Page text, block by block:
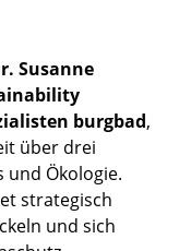
Susanne
burgbad,
über drei
und Ökologie.
strategisch
und sich